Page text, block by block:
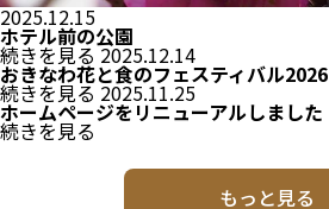
2025.12.15
ホテル前の公園
続きを見る 2025.12.14
おきなわ花と食のフェスティバル2026
続きを見る 2025.11.25
ホームページをリニューアルしました
続きを見る
もっと見る